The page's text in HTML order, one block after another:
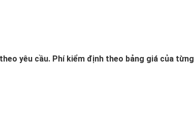
yêu cầu. Phí kiểm định theo bảng giá của từng